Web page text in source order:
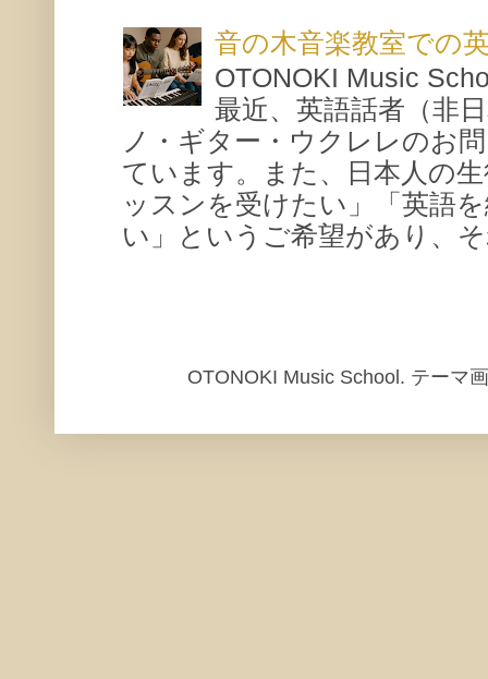
音の木音楽教室での
OTONOKI Music
最近、英語話者（非
ノ・ギター・ウクレレのお
ています。また、日本人の
ッスンを受けたい」「英語
い」というご希望があり、
OTONOKI Music School. テーマ